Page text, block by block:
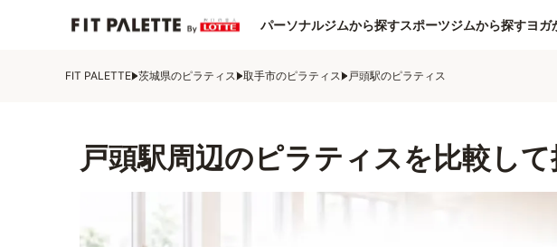
パーソナルジムから探すスポーツジムから探すヨガ
FIT PALETTE 茨城県のピラティス 取手市のピラティス 戸頭駅のピラティス
戸頭駅周辺のピラティスを比較し